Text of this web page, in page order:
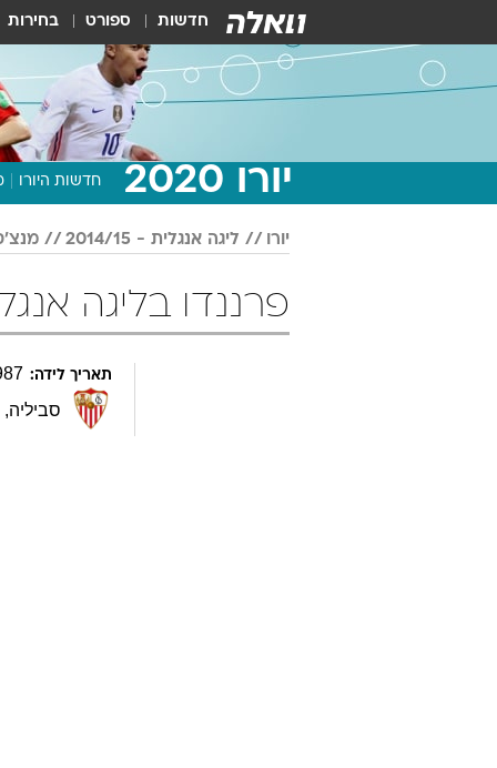
חדשות ספורט בחירות
יורו 2020 חדשות היורו
יורו ליגה אנגלית - 2014/15
פרננדו בליגה אנגלית - 2014/
תאריך לידה:
סביליה,